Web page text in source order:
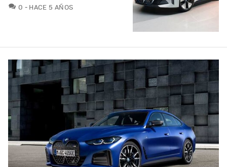
0 COMENTARIOS
HACE 5 AÑOS